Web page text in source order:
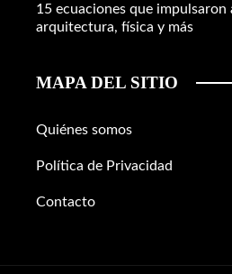
15 ecuaciones que impulsaron
arquitectura, física y más
MAPA DEL SITIO
Quiénes somos
Política de Privacidad
Contacto